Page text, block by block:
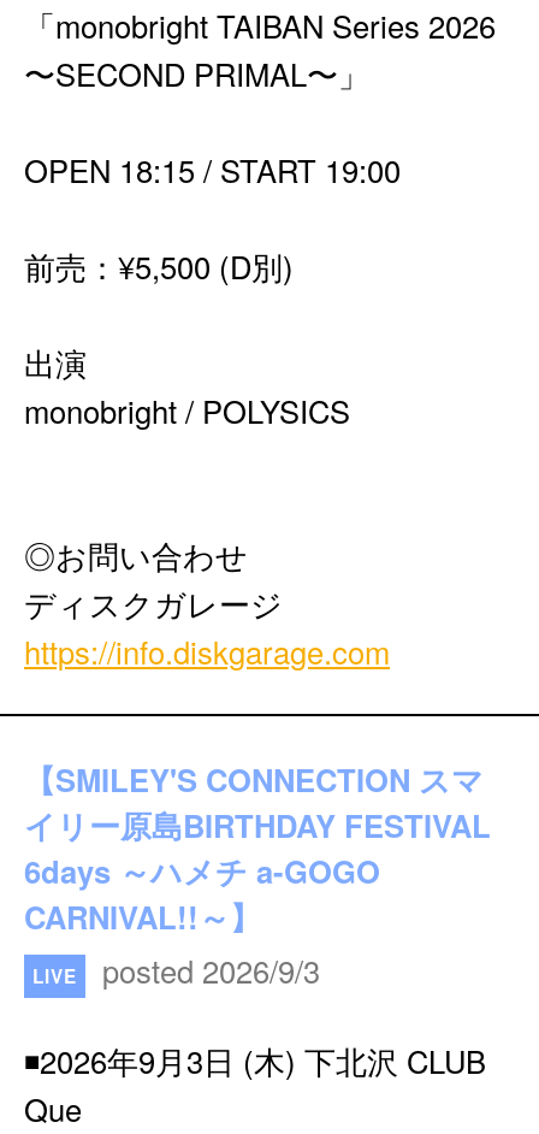
「monobright TAIBAN Series 2026
〜SECOND PRIMAL〜」
OPEN 18:15 / START 19:00
前売：¥5,500 (D別)
出演
monobright / POLYSICS
◎お問い合わせ
ディスクガレージ
https://info.diskgarage.com
【SMILEY'S CONNECTION スマ
イリー原島BIRTHDAY FESTIVAL
6days ～ハメチ a-GOGO
CARNIVAL!!～】
LIVE posted 2026/9/3
◾️2026年9月3日 (木) 下北沢 CLUB
Que